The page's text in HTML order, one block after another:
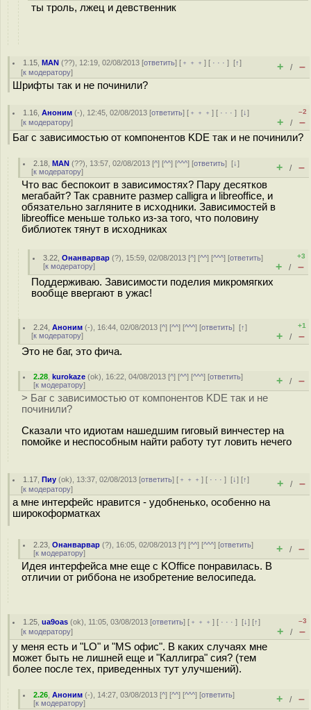
ты троль, лжец и девственник
1.15 ,MAN (??), 12:19, 02/08/2013 [ответить] [ ﹢﹢﹢] [ · · ·][↑]
[к модератору] + / –
Шрифты так и не починили?
1.16 ,Аноним (-), 12:45, 02/08/2013 [ответить] [ ﹢﹢﹢] [ · · ·][↓]
[к модератору]
–2
+ / –
Баг с зависимостью от компонентов KDE так и не починили?
2.18 ,MAN (??), 13:57, 02/08/2013 [^] [^^] [^^^] [ответить][↓]
[к модератору] + / –
Что вас беспокоит в зависимостях? Пару десятков
мегабайт? Так сравните размер calligra и libreoffice, и
обязательно загляните в исходники. Зависимостей в
libreoffice меньше только из-за того, что половину
библиотек тянут в исходниках
3.22 ,Онанварвар (?), 15:59, 02/08/2013 [^] [^^] [^^^] [ответить]
[к модератору]
+3
+ / –
Поддерживаю. Зависимости поделия микромягких
вообще ввергают в ужас!
2.24 ,Аноним (-), 16:44, 02/08/2013 [^] [^^] [^^^] [ответить][↑]
[к модератору]
+1
+ / –
Это не баг, это фича.
2.28 ,kurokaze (ok), 16:22, 04/08/2013 [^] [^^] [^^^] [ответить]
[к модератору] + / –
> Баг с зависимостью от компонентов KDE так и не
починили?
Сказали что идиотам нашедшим гиговый винчестер на
помойке и неспособным найти работу тут ловить нечего
1.17 ,Пиу (ok), 13:37, 02/08/2013 [ответить] [ ﹢﹢﹢] [ · · ·][↓] [↑]
[к модератору] + / –
а мне интерфейс нравится - удобненько, особенно на
широкоформатках
2.23 ,Онанварвар (?), 16:05, 02/08/2013 [^] [^^] [^^^] [ответить]
[к модератору] + / –
Идея интерфейса мне еще с KOffice понравилась. В
отличии от риббона не изобретение велосипеда.
1.25 ,ua9oas (ok), 11:05, 03/08/2013 [ответить] [ ﹢﹢﹢] [ · · ·][↓] [↑]
[к модератору]
–3
+ / –
у меня есть и "LO" и "MS офис". В каких случаях мне
может быть не лишней еще и "Каллигра" сия? (тем
более после тех, приведенных тут улучшений).
2.26 ,Аноним (-), 14:27, 03/08/2013 [^] [^^] [^^^] [ответить]
[к модератору] + / –